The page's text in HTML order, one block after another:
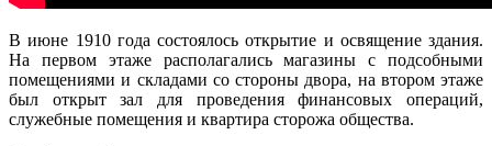
В июне 1910 года состоялось открытие и освящение здания.
На первом этаже располагались магазины с подсобными
помещениями и складами со стороны двора, на втором этаже
был открыт зал для проведения финансовых операций,
служебные помещения и квартира сторожа общества.